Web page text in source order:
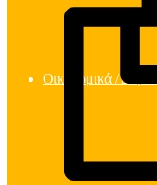
Οικοδομικά / Δομικά